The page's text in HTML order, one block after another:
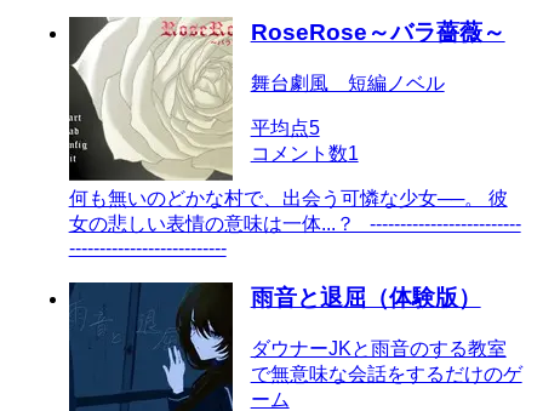
RoseRose～バラ薔薇～
舞台劇風 短編ノベル
平均点5
コメント数1
何も無いのどかな村で、出会う可憐な少女──。 彼
女の悲しい表情の意味は一体...？ -------------------------
--------------------------
雨音と退屈（体験版）
ダウナーJKと雨音のする教室
で無意味な会話をするだけのゲ
ーム